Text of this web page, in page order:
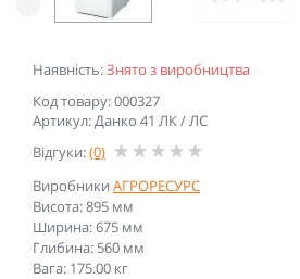
Наявність:Знято з виробництва
Код товару: 000327
Артикул: Данко 41 ЛК / ЛС
Відгуки:(0)
Виробники АГРОРЕСУРС
Висота: 895 мм
Ширина: 675 мм
Глибина: 560 мм
Вага: 175.00 кг